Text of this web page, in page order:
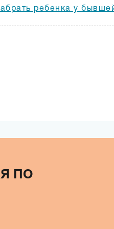
ребенка у
ПО